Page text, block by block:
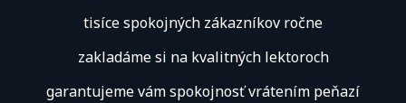
tisíce spokojných zákazníkov ročne
zakladáme si na kvalitných lektoroch
garantujeme vám spokojnosť vrátením peňazí